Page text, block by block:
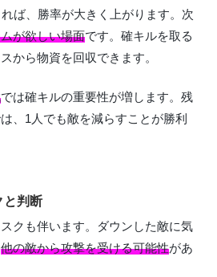
ば、勝率が大きく上がります。次
が欲しい場面です。確キルを取る
から物資を回収できます。
では確キルの重要性が増します。残
、1人でも敵を減らすことが勝利
と判断
クも伴います。ダウンした敵に気
他の敵から攻撃を受ける可能性があ